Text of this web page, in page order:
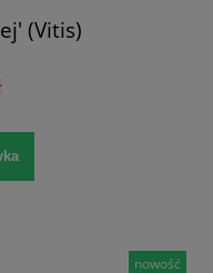
(Vitis)
nowość